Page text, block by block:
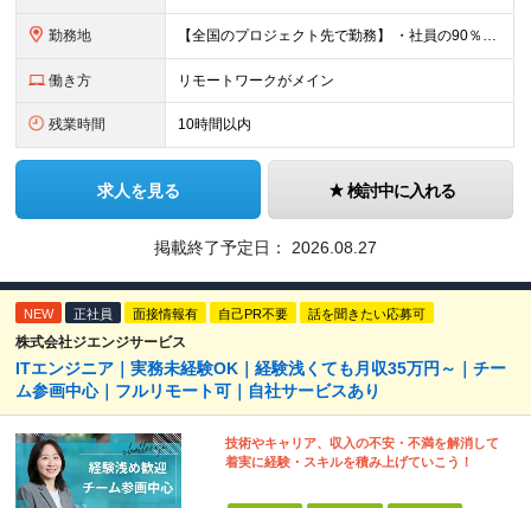
勤務地 【全国のプロジェクト先で勤務】 ・社員の90％以上がリモートワークを導入 ・フルリモートで全国各地から勤務可 【本社】 埼玉県草加市谷塚町580-1 エスワンプラザ3F-1 【東京営業所】 東京都
働き方 リモートワークがメイン
残業時間 10時間以内
求人を見る 検討中に入れる
掲載終了予定日： 2026.08.27
NEW 正社員 面接情報有 自己PR不要 話を聞きたい応募可
株式会社ジエンジサービス
ITエンジニア｜実務未経験OK｜経験浅くても月収35万円～｜チー
ム参画中心｜フルリモート可｜自社サービスあり
技術やキャリア、収入の不安・不満を解消して
着実に経験・スキルを積み上げていこう！